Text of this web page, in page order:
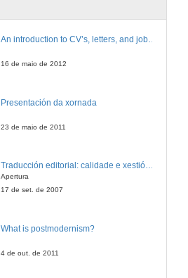
An introduction to CV’s, letters, and job searching
16 de maio de 2012
Presentación da xornada
23 de maio de 2011
Traducción editorial: calidade e xestión de proxectos
Apertura
17 de set. de 2007
What is postmodernism?
4 de out. de 2011